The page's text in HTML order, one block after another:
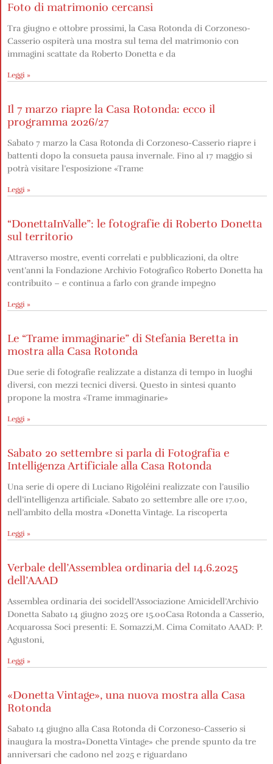
Foto di matrimonio cercansi
Tra giugno e ottobre prossimi, la Casa Rotonda di Corzoneso-
Casserio ospiterà una mostra sul tema del matrimonio con
immagini scattate da Roberto Donetta e da
Leggi »
Il 7 marzo riapre la Casa Rotonda: ecco il
programma 2026/27
Sabato 7 marzo la Casa Rotonda di Corzoneso-Casserio riapre i
battenti dopo la consueta pausa invernale. Fino al 17 maggio si
potrà visitare l’esposizione «Trame
Leggi »
“DonettaInValle”: le fotografie di Roberto Donetta
sul territorio
Attraverso mostre, eventi correlati e pubblicazioni, da oltre
vent’anni la Fondazione Archivio Fotografico Roberto Donetta ha
contribuito – e continua a farlo con grande impegno
Leggi »
Le “Trame immaginarie” di Stefania Beretta in
mostra alla Casa Rotonda
Due serie di fotografie realizzate a distanza di tempo in luoghi
diversi, con mezzi tecnici diversi. Questo in sintesi quanto
propone la mostra «Trame immaginarie»
Leggi »
Sabato 20 settembre si parla di Fotografia e
Intelligenza Artificiale alla Casa Rotonda
Una serie di opere di Luciano Rigoléini realizzate con l’ausilio
dell’intelligenza artificiale. Sabato 20 settembre alle ore 17.00,
nell’ambito della mostra «Donetta Vintage. La riscoperta
Leggi »
Verbale dell’Assemblea ordinaria del 14.6.2025
dell’AAAD
Assemblea ordinaria dei socidell’Associazione Amicidell’Archivio
Donetta Sabato 14 giugno 2025 ore 15.00Casa Rotonda a Casserio,
Acquarossa Soci presenti: E. Somazzi,M. Cima Comitato AAAD: P.
Agustoni,
Leggi »
«Donetta Vintage», una nuova mostra alla Casa
Rotonda
Sabato 14 giugno alla Casa Rotonda di Corzoneso-Casserio si
inaugura la mostra«Donetta Vintage» che prende spunto da tre
anniversari che cadono nel 2025 e riguardano